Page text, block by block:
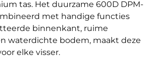
tas. Het duurzame 600D DPM-
met handige functies
binnenkant, ruime
waterdichte bodem, maakt deze
elke visser.